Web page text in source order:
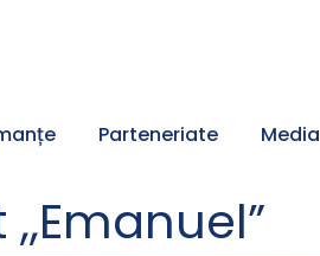
Parteneriate Media